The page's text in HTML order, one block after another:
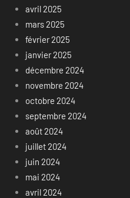
avril 2025
mars 2025
février 2025
janvier 2025
décembre 2024
novembre 2024
octobre 2024
septembre 2024
août 2024
juillet 2024
juin 2024
mai 2024
avril 2024